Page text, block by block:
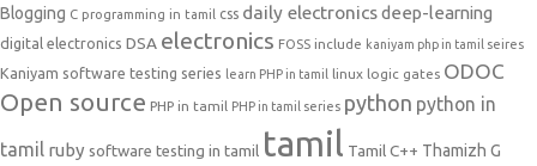
Blogging C programming in tamil css daily electronicsdeep-learning
digital electronics DSA electronics FOSS include kaniyam php in tamil seires
Kaniyam software testing series learn PHP in tamil linux logic gates ODOC
Open source PHP in tamil PHP in tamil series python python in
tamil ruby software testing in tamil tamil Tamil C++ Thamizh G